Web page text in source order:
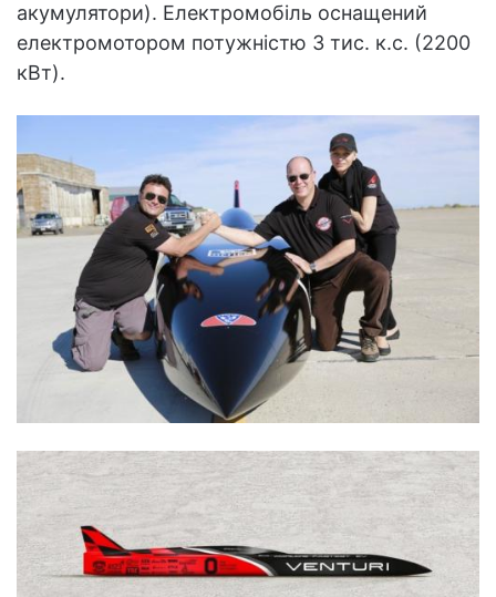
акумулятори). Електромобіль оснащений
електромотором потужністю 3 тис. к.с. (2200
кВт).